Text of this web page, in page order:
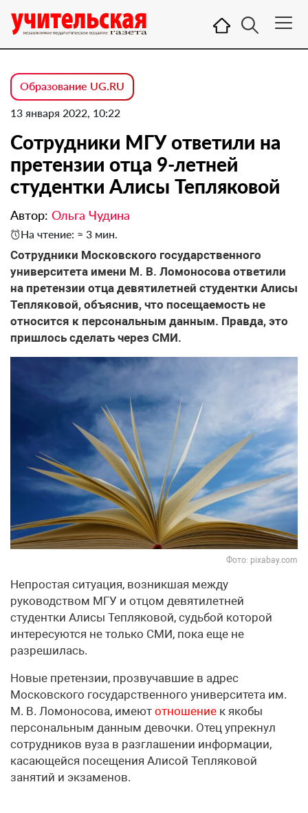
Образование UG.RU
13 января 2022, 10:22
Сотрудники МГУ ответили на
претензии отца 9-летней
студентки Алисы Тепляковой
Автор: Ольга Чудина
На чтение: ≈ 3 мин.
Сотрудники Московского государственного
университета имени М. В. Ломоносова ответили
на претензии отца девятилетней студентки Алисы
Тепляковой, объяснив, что посещаемость не
относится к персональным данным. Правда, это
пришлось сделать через СМИ.
Фото: pixabay.com
Непростая ситуация, возникшая между
руководством МГУ и отцом девятилетней
студентки Алисы Тепляковой, судьбой которой
интересуются не только СМИ, пока еще не
разрешилась.
Новые претензии, прозвучавшие в адрес
Московского государственного университета им.
М. В. Ломоносова, имеют отношение к якобы
персональным данным девочки. Отец упрекнул
сотрудников вуза в разглашении информации,
касающейся посещения Алисой Тепляковой
занятий и экзаменов.